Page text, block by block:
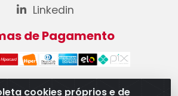
cookies próprios e de
Linkedin
de Pagamento